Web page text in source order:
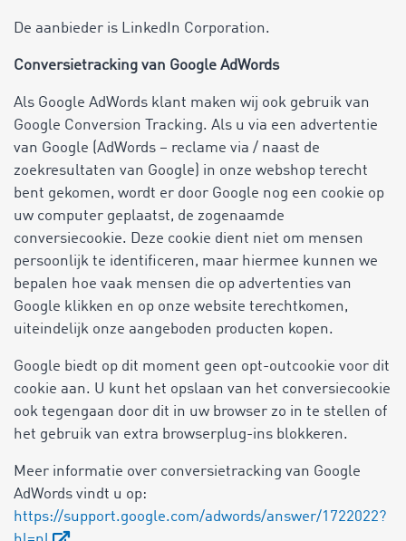
De aanbieder is LinkedIn Corporation.
Conversietracking van Google AdWords
Als Google AdWords klant maken wij ook gebruik van
Google Conversion Tracking. Als u via een advertentie
van Google (AdWords – reclame via / naast de
zoekresultaten van Google) in onze webshop terecht
bent gekomen, wordt er door Google nog een cookie op
uw computer geplaatst, de zogenaamde
conversiecookie. Deze cookie dient niet om mensen
persoonlijk te identificeren, maar hiermee kunnen we
bepalen hoe vaak mensen die op advertenties van
Google klikken en op onze website terechtkomen,
uiteindelijk onze aangeboden producten kopen.
Google biedt op dit moment geen opt-outcookie voor dit
cookie aan. U kunt het opslaan van het conversiecookie
ook tegengaan door dit in uw browser zo in te stellen of
het gebruik van extra browserplug-ins blokkeren.
Meer informatie over conversietracking van Google
AdWords vindt u op:
https://support.google.com/adwords/answer/1722022?